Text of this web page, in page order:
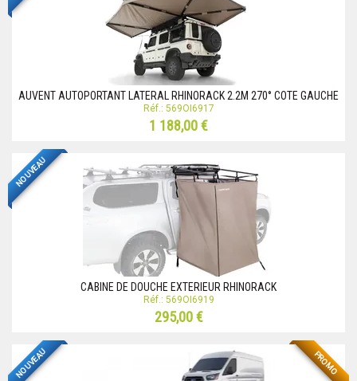
AUVENT AUTOPORTANT LATERAL RHINORACK 2.2M 270° COTE GAUCHE
Réf.: 569OI6917
1 188,00 €
NOUVEAU
CABINE DE DOUCHE EXTERIEUR RHINORACK
Réf.: 569OI6919
295,00 €
PROMO
NOUVEAU